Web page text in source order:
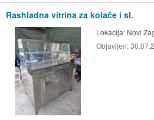
Rashladna vitrina za kolače i sl.
Lokacija: Novi
Objavljen: